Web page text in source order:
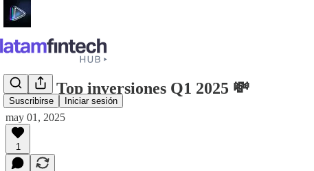
Suscribirse Iniciar sesión
# 198 - Top inversiones Q1 2025 💸
may 01, 2025
1